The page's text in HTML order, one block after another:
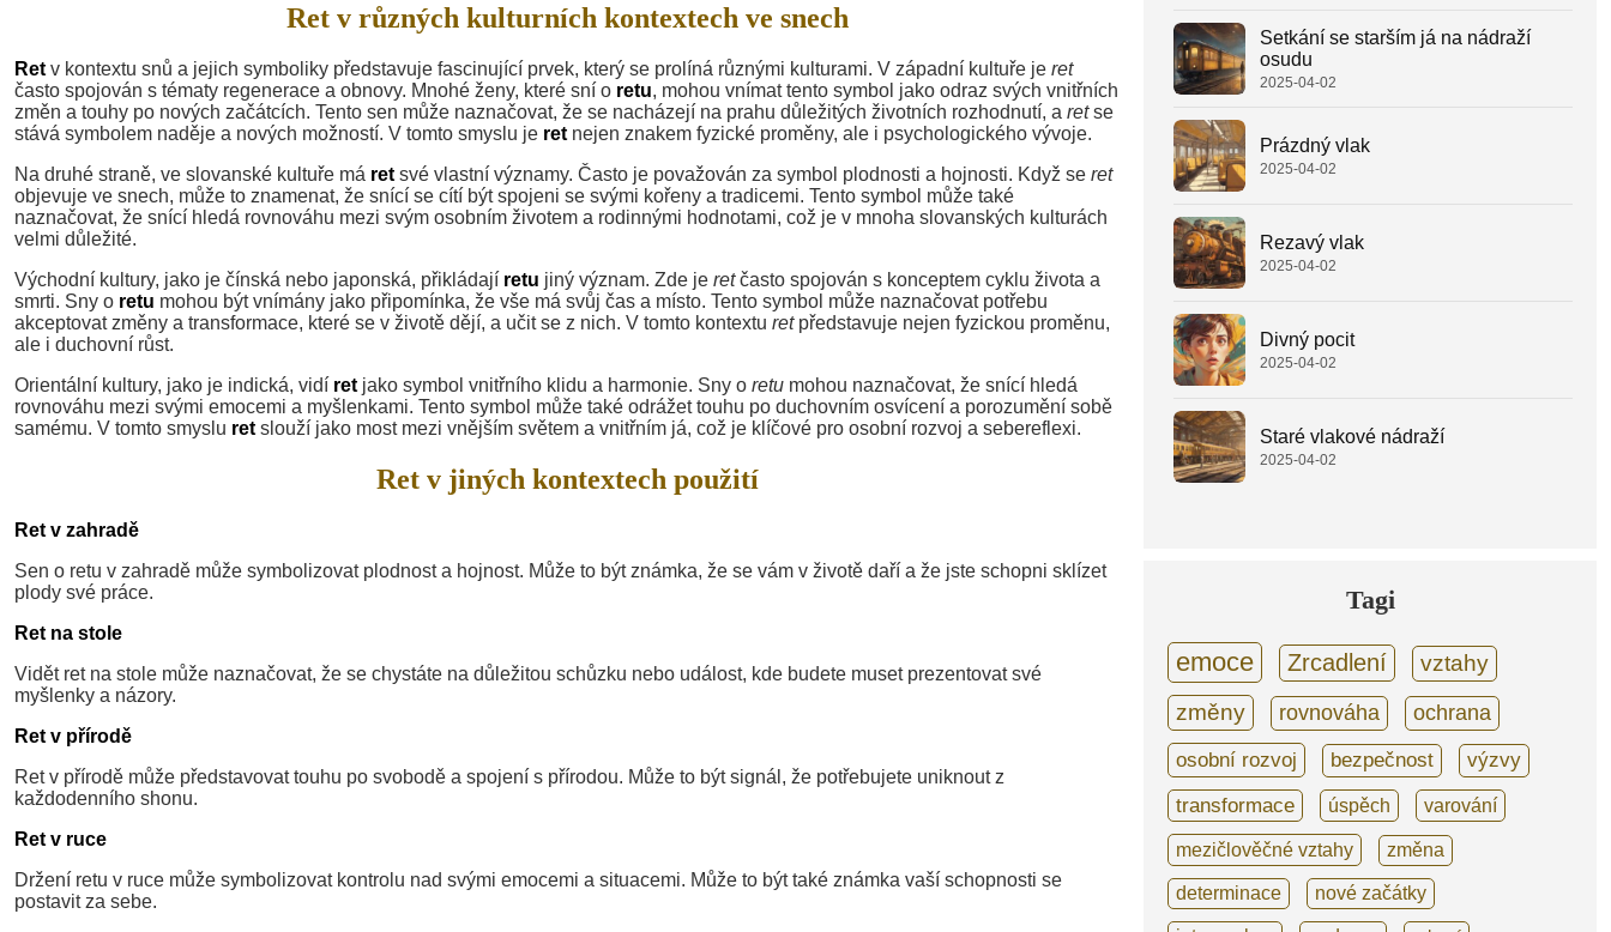
Ret v různých kulturních kontextech ve snech
Ret v kontextu snů a jejich symboliky představuje fascinující prvek, který se prolíná různými kulturami. V západní kultuře je ret
často spojován s tématy regenerace a obnovy. Mnohé ženy, které sní o retu, mohou vnímat tento symbol jako odraz svých vnitřních
změn a touhy po nových začátcích. Tento sen může naznačovat, že se nacházejí na prahu důležitých životních rozhodnutí, a retse
stává symbolem naděje a nových možností. V tomto smyslu je ret nejen znakem fyzické proměny, ale i psychologického vývoje.
Na druhé straně, ve slovanské kultuře má ret své vlastní významy. Často je považován za symbol plodnosti a hojnosti. Když se ret
objevuje ve snech, může to znamenat, že snící se cítí být spojeni se svými kořeny a tradicemi. Tento symbol může také
naznačovat, že snící hledá rovnováhu mezi svým osobním životem a rodinnými hodnotami, což je v mnoha slovanských kulturách
velmi důležité.
Východní kultury, jako je čínská nebo japonská, přikládají retu jiný význam. Zde je retčasto spojován s konceptem cyklu života a
smrti. Sny o retu mohou být vnímány jako připomínka, že vše má svůj čas a místo. Tento symbol může naznačovat potřebu
akceptovat změny a transformace, které se v životě dějí, a učit se z nich. V tomto kontextu retpředstavuje nejen fyzickou proměnu,
ale i duchovní růst.
Orientální kultury, jako je indická, vidí ret jako symbol vnitřního klidu a harmonie. Sny o retu mohou naznačovat, že snící hledá
rovnováhu mezi svými emocemi a myšlenkami. Tento symbol může také odrážet touhu po duchovním osvícení a porozumění sobě
samému. V tomto smyslu ret slouží jako most mezi vnějším světem a vnitřním já, což je klíčové pro osobní rozvoj a sebereflexi.
Ret v jiných kontextech použití
Ret v zahradě
Sen o retu v zahradě může symbolizovat plodnost a hojnost. Může to být známka, že se vám v životě daří a že jste schopni sklízet
plody své práce.
Ret na stole
Vidět ret na stole může naznačovat, že se chystáte na důležitou schůzku nebo událost, kde budete muset prezentovat své
myšlenky a názory.
Ret v přírodě
Ret v přírodě může představovat touhu po svobodě a spojení s přírodou. Může to být signál, že potřebujete uniknout z
každodenního shonu.
Ret v ruce
Držení retu v ruce může symbolizovat kontrolu nad svými emocemi a situacemi. Může to být také známka vaší schopnosti se
postavit za sebe.
Setkání se starším já na nádraží
osudu
2025-04-02
Prázdný vlak
2025-04-02
Rezavý vlak
2025-04-02
Divný pocit
2025-04-02
Staré vlakové nádraží
2025-04-02
Tagi
emoce Zrcadlení
vztahy
změny
rovnováha
ochrana
osobní rozvoj
bezpečnost výzvy
transformace úspěch varování
mezičlověčné vztahy změna
determinace nové začátky